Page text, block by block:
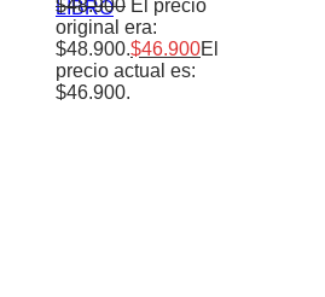
LIBRO
$48.900 El precio
original era:
$48.900.$46.900El
precio actual es:
$46.900.